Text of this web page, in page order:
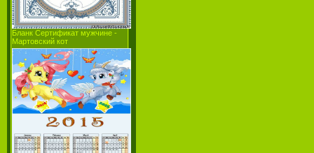
Бланк Сертификат мужчине -
Мартовский кот